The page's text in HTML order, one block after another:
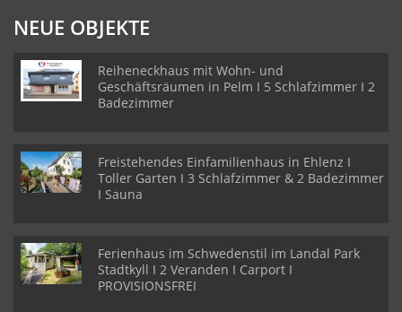
NEUE OBJEKTE
Reiheneckhaus mit Wohn- und
Geschäftsräumen in Pelm I 5 Schlafzimmer I 2
Badezimmer
Freistehendes Einfamilienhaus in Ehlenz I
Toller Garten I 3 Schlafzimmer & 2 Badezimmer
I Sauna
Ferienhaus im Schwedenstil im Landal Park
Stadtkyll I 2 Veranden I Carport I
PROVISIONSFREI